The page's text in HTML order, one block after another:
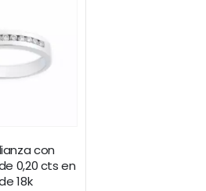
con
0,20 cts en
18k